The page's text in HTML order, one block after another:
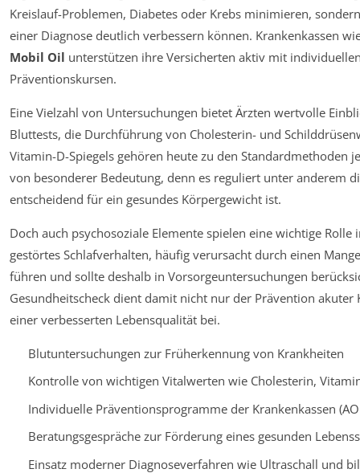
Kreislauf-Problemen, Diabetes oder Krebs minimieren,
einer Diagnose deutlich verbessern können. Krankenkassen
Mobil Oil unterstützen ihre Versicherten aktiv mit
Präventionskursen.
Eine Vielzahl von Untersuchungen bietet Ärzten wertvolle
Bluttests, die Durchführung von Cholesterin- und
Vitamin-D-Spiegels gehören heute zu den Standardmethoden
von besonderer Bedeutung, denn es reguliert unter anderem
entscheidend für ein gesundes Körpergewicht ist.
Doch auch psychosoziale Elemente spielen eine wichtige
gestörtes Schlafverhalten, häufig verursacht durch einen
führen und sollte deshalb in Vorsorgeuntersuchungen
Gesundheitscheck dient damit nicht nur der Prävention
einer verbesserten Lebensqualität bei.
Blutuntersuchungen zur Früherkennung von Krankheiten
Kontrolle von wichtigen Vitalwerten wie Cholesterin,
Individuelle Präventionsprogramme der Krankenkassen
Beratungsgespräche zur Förderung eines gesunden
Einsatz moderner Diagnoseverfahren wie Ultraschall und